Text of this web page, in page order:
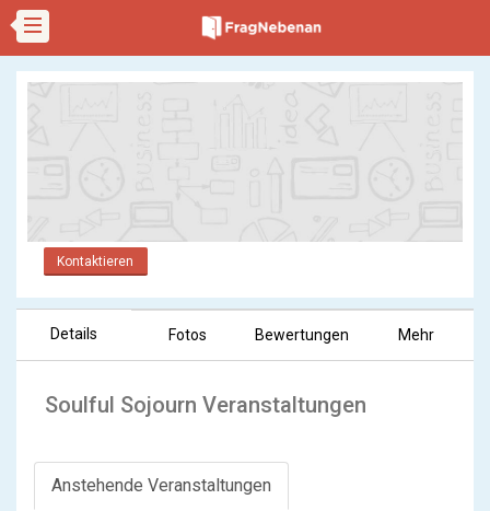
Kontaktieren
Details Fotos Bewertungen Mehr
Soulful Sojourn Veranstaltungen
Anstehende Veranstaltungen